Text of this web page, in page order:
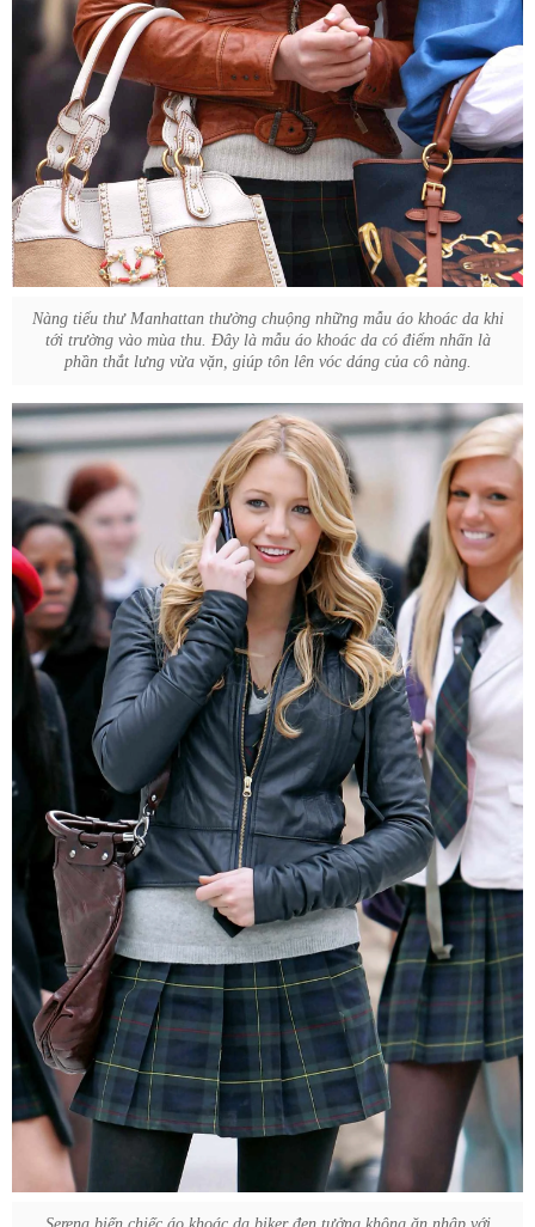
Nàng tiểu thư Manhattan thường chuộng những mẫu áo khoác da khi
tới trường vào mùa thu. Đây là mẫu áo khoác da có điểm nhấn là
phần thắt lưng vừa vặn, giúp tôn lên vóc dáng của cô nàng.